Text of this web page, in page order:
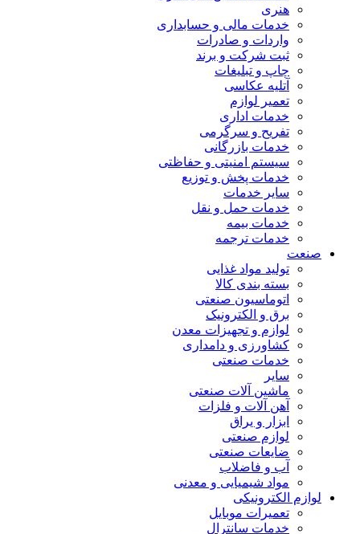
هنری
خدمات مالی و حسابداری
واردات و صادرات
ثبت شرکت و برند
چاپ و تبلیغات
آتلیه عکاسی
تعمیر لوازم
خدمات اداری
تفریح و سرگرمی
خدمات بازرگانی
سیستم امنیتی و حفاظتی
خدمات پخش و توزیع
سایر خدمات
خدمات حمل و نقل
خدمات بیمه
خدمات ترجمه
صنعت
تولید مواد غذایی
بسته بندی کالا
اتوماسیون صنعتی
برق و الکترونیک
لوازم و تجهیزات معدن
کشاورزی و دامداری
خدمات صنعتی
سایر
ماشین آلات صنعتی
آهن آلات و فلزات
ابزار و یراق
لوازم صنعتی
ضایعات صنعتی
آب و فاضلاب
مواد شیمیایی و معدنی
لوازم الکترونیکی
تعمیرات موبایل
خدمات سانترال